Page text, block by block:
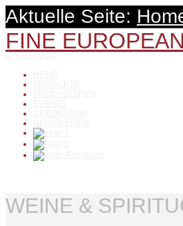
Aktuelle Seite:
FINE
WEINE &